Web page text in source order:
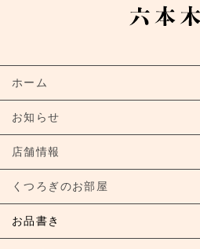
ホーム
お知らせ
店舗情報
くつろぎのお部屋
お品書き